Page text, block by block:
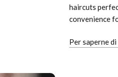
haircuts
convenience
Per saperne di